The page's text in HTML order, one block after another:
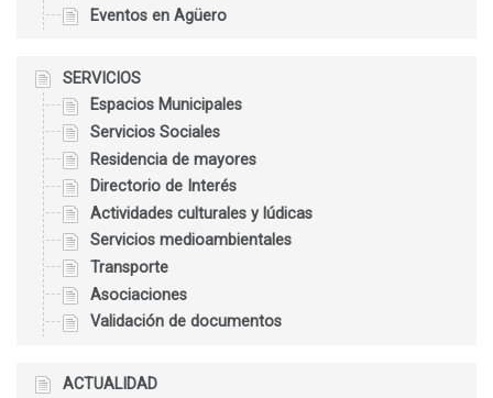
Eventos en Agüero
SERVICIOS
Espacios Municipales
Servicios Sociales
Residencia de mayores
Directorio de Interés
Actividades culturales y lúdicas
Servicios medioambientales
Transporte
Asociaciones
Validación de documentos
ACTUALIDAD